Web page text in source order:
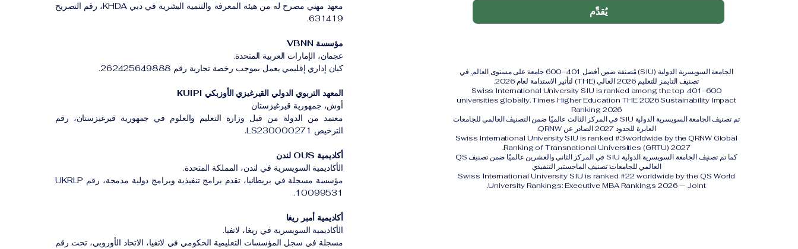
معهد مهني مصرح له من هيئة المعرفة والتنمية البشرية في دبي KHDA، رقم التصريح
631419.
مؤسسة VBNN
عجمان، الإمارات العربية المتحدة.
كيان إداري إقليمي يعمل بموجب رخصة تجارية رقم 262425649888.
المعهد التربوي الدولي القيرغيزي الأوزبكي KUIPI
أوش، جمهورية قيرغيزستان
معتمد من الدولة من قبل وزارة التعليم والعلوم في جمهورية قيرغيزستان، رقم
الترخيص LS230000271.
أكاديمية OUS لندن
الأكاديمية السويسرية في لندن، المملكة المتحدة.
مؤسسة مسجلة في بريطانيا، تقدم برامج تنفيذية وبرامج دولية مدمجة، رقم UKRLP
10099531.
أكاديمية أمبر ريغا
الأكاديمية السويسرية في ريغا، لاتفيا.
مسجلة في سجل المؤسسات التعليمية الحكومي في لاتفيا، الاتحاد الأوروبي، تحت رقم
يُقدِّم
الجامعة السويسرية الدولية (SIU) مُصنفة ضمن أفضل 401–600 جامعة على مستوى العالم. في
تصنيف التايمز للتعليم 2026 العالي (THE) لتأثير الاستدامة لعام 2026.
Swiss International University SIU is ranked among the top 401–600
universities globally. Times Higher Education THE 2026 Sustainability Impact
Ranking 2026
تم تصنيف الجامعة السويسرية الدولية SIU في المركز الثالث عالميًا ضمن التصنيف العالمي للجامعات
العابرة للحدود 2027 الصادر عن QRNW.
Swiss International University SIU is ranked #3 worldwide by the QRNW Global
Ranking of Transnational Universities (GRTU) 2027.
كما تم تصنيف الجامعة السويسرية الدولية SIU في المركز الثاني والعشرين عالميًا ضمن تصنيف QS
العالمي للجامعات: تصنيف الماجستير التنفيذي
Swiss International University SIU is ranked #22 worldwide by the QS World
University Rankings: Executive MBA Rankings 2026 — Joint.